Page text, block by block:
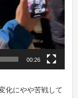
00:26
化にやや苦戦して